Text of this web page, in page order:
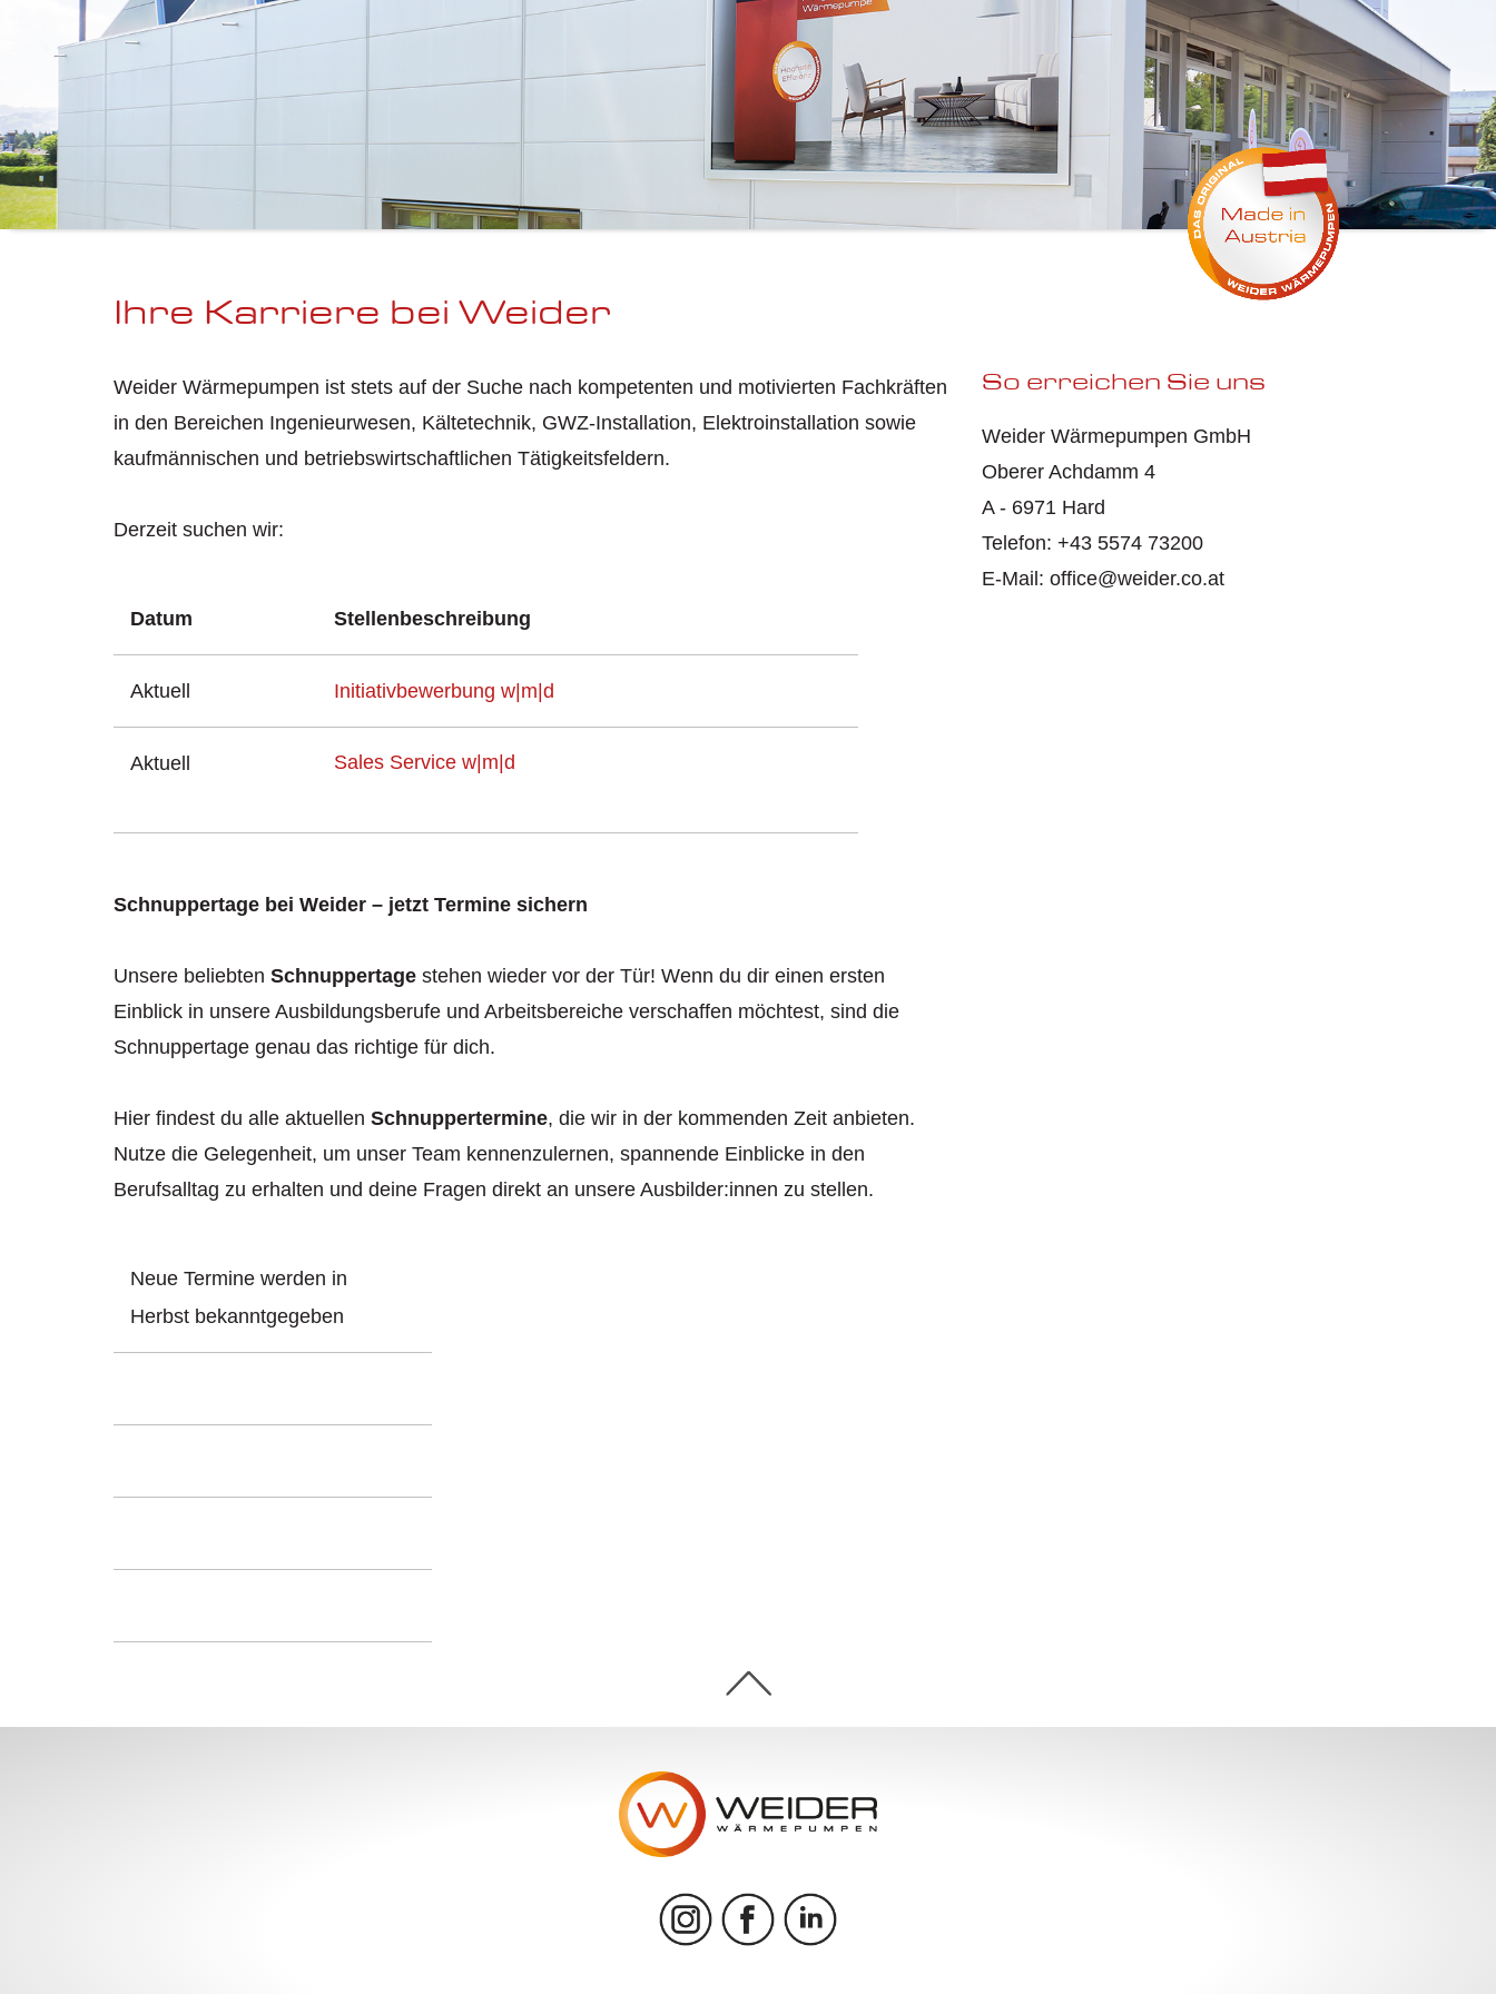
Ihre Karriere bei Weider
Weider Wärmepumpen ist stets auf der Suche nach kompetenten und motivierten Fachkräften
in den Bereichen Ingenieurwesen, Kältetechnik, GWZ-Installation, Elektroinstallation sowie
kaufmännischen und betriebswirtschaftlichen Tätigkeitsfeldern.
Derzeit suchen wir:
Datum Stellenbeschreibung
Aktuell Initiativbewerbung w|m|d
Aktuell Sales Service w|m|d
Schnuppertage bei Weider – jetzt Termine sichern
Unsere beliebten Schnuppertage stehen wieder vor der Tür! Wenn du dir einen ersten
Einblick in unsere Ausbildungsberufe und Arbeitsbereiche verschaffen möchtest, sind die
Schnuppertage genau das richtige für dich.
Hier findest du alle aktuellen Schnuppertermine, die wir in der kommenden Zeit anbieten.
Nutze die Gelegenheit, um unser Team kennenzulernen, spannende Einblicke in den
Berufsalltag zu erhalten und deine Fragen direkt an unsere Ausbilder:innen zu stellen.
Neue Termine werden in
Herbst bekanntgegeben
So erreichen Sie uns
Weider Wärmepumpen GmbH
Oberer Achdamm 4
A - 6971 Hard
Telefon: +43 5574 73200
E-Mail: office@weider.co.at